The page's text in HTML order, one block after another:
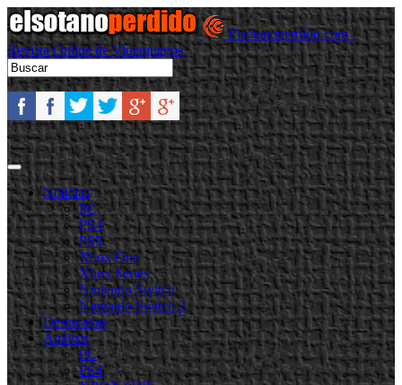
Elsotanoperdido.com -
Revista Online de Videojuegos
Noticias
PC
PS4
PS5
Xbox One
Xbox Series
Nintendo Switch
Nintendo Switch 2
Destacadas
Análisis
PC
PS4